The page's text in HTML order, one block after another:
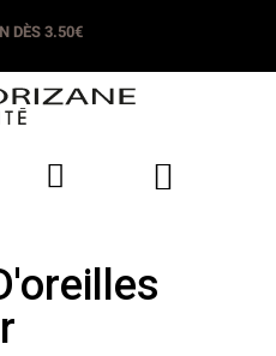
DÈS 3.50€